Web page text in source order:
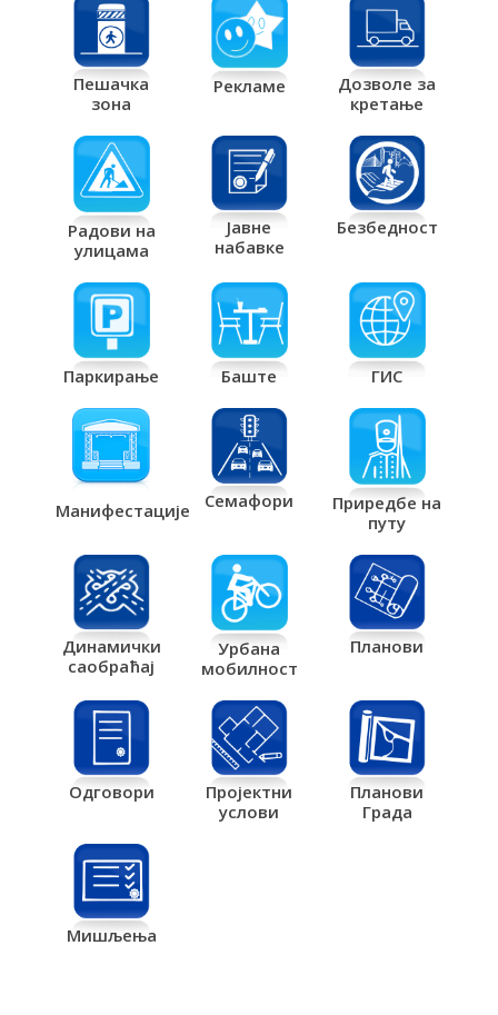
Пешачка
зона
Рекламе
Дозволе за
кретање
Радови на
улицама
Јавне
набавке
Безбедност
Паркирање Баште ГИС
Манифестације Семафори
Приредбе на
путу
Динамички
саобраћај
Урбана
мобилност
Планови
Одговори
Пројектни
услови
Планови
Града
Мишљења